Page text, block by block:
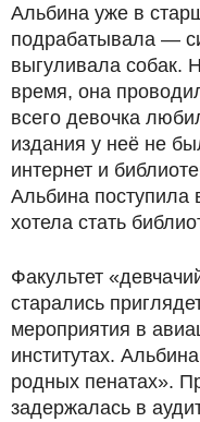
Альбина уже в
подрабатывала —
выгуливала собак.
время, она
всего девочка
издания у неё не
интернет и
Альбина поступила
хотела стать
Факультет
старались
мероприятия в
институтах.
родных пенатах».
задержалась в